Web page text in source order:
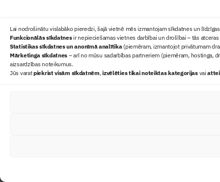
Lai nodrošinātu vislabāko pieredzi, šajā vietnē mēs izmantojam sīkdatnes un
Funkcionālās sīkdatnesir nepieciešamas vietnes darbībai un drošībai – tās
Statistikas sīkdatnes un anonīmā analītika(piemēram, izmantojot privātumam
Mārketinga sīkdatnes – arī no mūsu sadarbības partneriem (piemēram, hostinga,
aizsardzības noteikumus.
Jūs varatpiekrist visām sīkdatnēm,izvēlēties tikai noteiktas kategorijasvai